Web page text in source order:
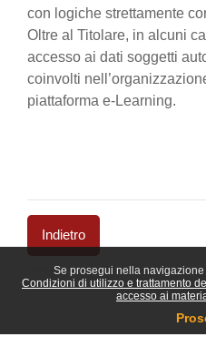
Se prosegui nella
Condizioni di utilizzo e trattamento
accesso ai
con logiche strettamente
Oltre al Titolare, in alcuni
accesso ai dati soggetti
coinvolti
piattaforma e-Learning.
Indietro
Blocchi